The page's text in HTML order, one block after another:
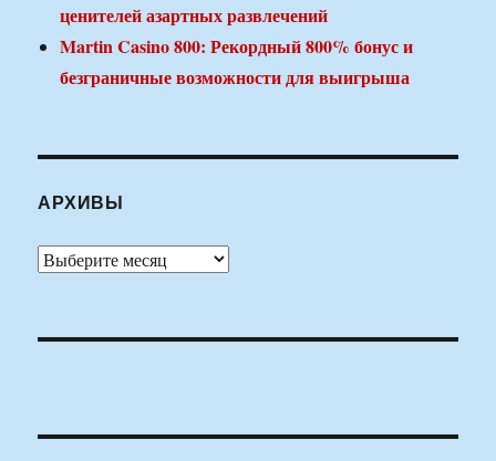
ценителей азартных развлечений
Martin Casino 800: Рекордный 800% бонус и
безграничные возможности для выигрыша
АРХИВЫ
Архивы